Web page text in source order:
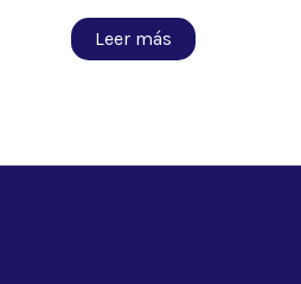
Leer más